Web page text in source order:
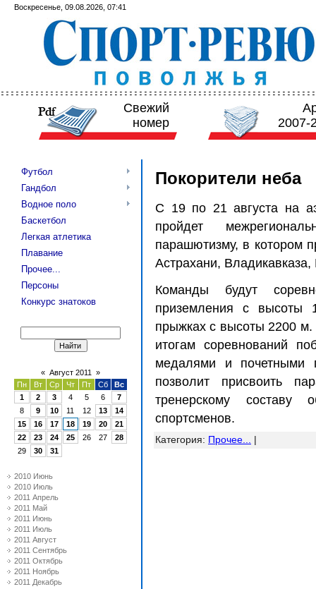
Воскресенье, 09.08.2026, 07:41
Свежий
номер
2007-
Футбол
Гандбол
Водное поло
Баскетбол
Легкая атлетика
Плавание
Прочее...
Персоны
Конкурс знатоков
« Август 2011
»
Пн
Вт Ср Чт Пт Сб
Вс
1
2 3 4 5 6
7
8
9 10 11 12 13
14
15
16 17 18 19 20
21
22
23 24 25 26 27
28
29
30 31
2010 Июнь
2010 Июль
2011 Апрель
2011 Май
2011 Июнь
2011 Июль
2011 Август
2011 Сентябрь
2011 Октябрь
2011 Ноябрь
2011 Декабрь
Покорители неба
С 19 по 21 августа на
пройдет
парашютизму, в котором
Астрахани,
Команды будут
приземления с высоты
прыжках с высоты 2200 м.
итогам соревнований
медалями и почетными
позволит присвоить
тренерскому составу
спортсменов.
Категория: Прочее... |